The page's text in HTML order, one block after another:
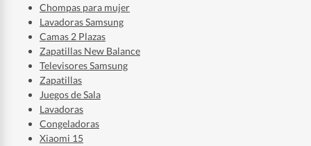
Chompas para mujer
Lavadoras Samsung
Camas 2 Plazas
Zapatillas New Balance
Televisores Samsung
Zapatillas
Juegos de Sala
Lavadoras
Congeladoras
Xiaomi 15